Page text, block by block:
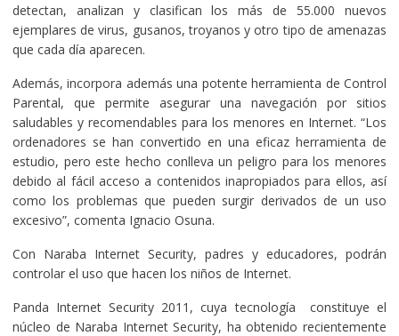
detectan, analizan y clasifican los más de 55.000 nuevos
ejemplares de virus, gusanos, troyanos y otro tipo de amenazas
que cada día aparecen.
Además, incorpora además una potente herramienta de Control
Parental, que permite asegurar una navegación por sitios
saludables y recomendables para los menores en Internet. “Los
ordenadores se han convertido en una eficaz herramienta de
estudio, pero este hecho conlleva un peligro para los menores
debido al fácil acceso a contenidos inapropiados para ellos, así
como los problemas que pueden surgir derivados de un uso
excesivo”, comenta Ignacio Osuna.
Con Naraba Internet Security, padres y educadores, podrán
controlar el uso que hacen los niños de Internet.
Panda Internet Security 2011, cuya tecnología constituye el
núcleo de Naraba Internet Security, ha obtenido recientemente